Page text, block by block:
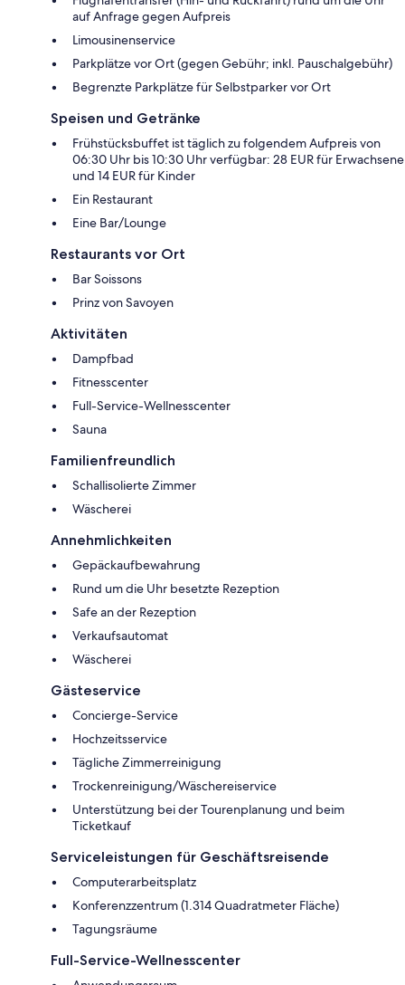
auf Anfrage gegen Aufpreis
Limousinenservice
Parkplätze vor Ort (gegen Gebühr; inkl. Pauschalgebühr)
Begrenzte Parkplätze für Selbstparker vor Ort
Speisen und Getränke
Frühstücksbuffet ist täglich zu folgendem Aufpreis von
06:30 Uhr bis 10:30 Uhr verfügbar: 28 EUR für Erwachsene
und 14 EUR für Kinder
Ein Restaurant
Eine Bar/Lounge
Restaurants vor Ort
Bar Soissons
Prinz von Savoyen
Aktivitäten
Dampfbad
Fitnesscenter
Full-Service-Wellnesscenter
Sauna
Familienfreundlich
Schallisolierte Zimmer
Wäscherei
Annehmlichkeiten
Gepäckaufbewahrung
Rund um die Uhr besetzte Rezeption
Safe an der Rezeption
Verkaufsautomat
Wäscherei
Gästeservice
Concierge-Service
Hochzeitsservice
Tägliche Zimmerreinigung
Trockenreinigung/Wäschereiservice
Unterstützung bei der Tourenplanung und beim
Ticketkauf
Serviceleistungen für Geschäftsreisende
Computerarbeitsplatz
Konferenzzentrum (1.314 Quadratmeter Fläche)
Tagungsräume
Full-Service-Wellnesscenter